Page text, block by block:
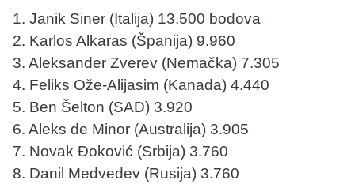
1. Janik Siner (Italija) 13.500 bodova
2. Karlos Alkaras (Španija) 9.960
3. Aleksander Zverev (Nemačka) 7.305
4. Feliks Ože-Alijasim (Kanada) 4.440
5. Ben Šelton (SAD) 3.920
6. Aleks de Minor (Australija) 3.905
7. Novak Đoković (Srbija) 3.760
8. Danil Medvedev (Rusija) 3.760